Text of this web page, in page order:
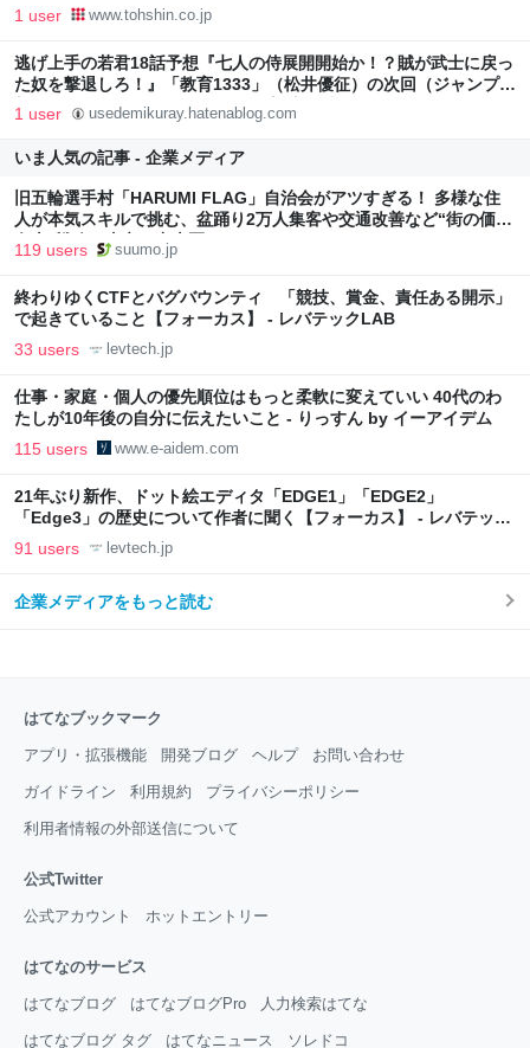
1 user www.tohshin.co.jp
逃げ上手の若君18話予想『七人の侍展開開始か！？賊が武士に戻っ
た奴を撃退しろ！』「教育1333」（松井優征）の次回（ジャンプ感
想25号2021年）。 #WJ - ジャンプ予想を書く！伝外超スデメキル
1 user usedemikuray.hatenablog.com
いま人気の記事 - 企業メディア
旧五輪選手村「HARUMI FLAG」自治会がアツすぎる！ 多様な住
人が本気スキルで挑む、盆踊り2万人集客や交通改善など“街の価値
向上”戦略 東京・中央区
119 users suumo.jp
終わりゆくCTFとバグバウンティ 「競技、賞金、責任ある開示」
で起きていること【フォーカス】 - レバテックLAB
33 users levtech.jp
仕事・家庭・個人の優先順位はもっと柔軟に変えていい 40代のわ
たしが10年後の自分に伝えたいこと - りっすん by イーアイデム
115 users www.e-aidem.com
21年ぶり新作、ドット絵エディタ「EDGE1」「EDGE2」
「Edge3」の歴史について作者に聞く【フォーカス】 - レバテック
LAB
91 users levtech.jp
企業メディアをもっと読む
はてなブックマーク
アプリ・拡張機能 開発ブログ ヘルプ お問い合わせ
ガイドライン 利用規約 プライバシーポリシー
利用者情報の外部送信について
公式Twitter
公式アカウント ホットエントリー
はてなのサービス
はてなブログ はてなブログPro 人力検索はてな
はてなブログ タグ はてなニュース ソレドコ